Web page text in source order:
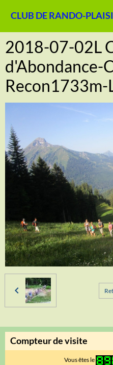
CLUB DE RANDO-
2018-07-02L
d'Abondance-
Recon1733m-
Compteur de visite
Vous êtes le